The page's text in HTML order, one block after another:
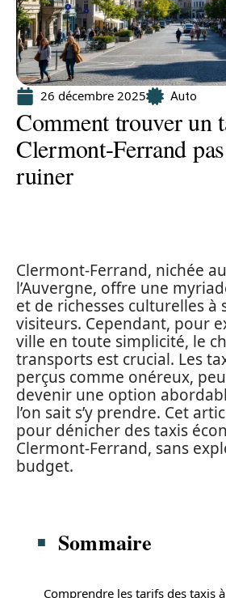
26 décembre 2025 Auto
Comment trouver un
Clermont-Ferrand
ruiner
Clermont-Ferrand, nichée
l’Auvergne, offre une
et de richesses culturelles à
visiteurs. Cependant, pour
ville en toute simplicité, le
transports est crucial. Les
perçus comme onéreux,
devenir une option
l’on sait s’y prendre. Cet
pour dénicher des taxis
Clermont-Ferrand, sans
budget.
Sommaire
Comprendre les tarifs des taxis